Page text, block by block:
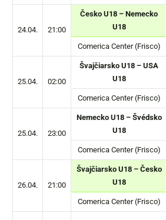
24.04. 21:00
Česko U18 – Nemecko
U18
Comerica Center (Frisco)
25.04. 02:00
Švajčiarsko U18 – USA
U18
Comerica Center (Frisco)
25.04. 23:00
Nemecko U18 – Švédsko
U18
Comerica Center (Frisco)
26.04. 21:00
Švajčiarsko U18 – Česko
U18
Comerica Center (Frisco)